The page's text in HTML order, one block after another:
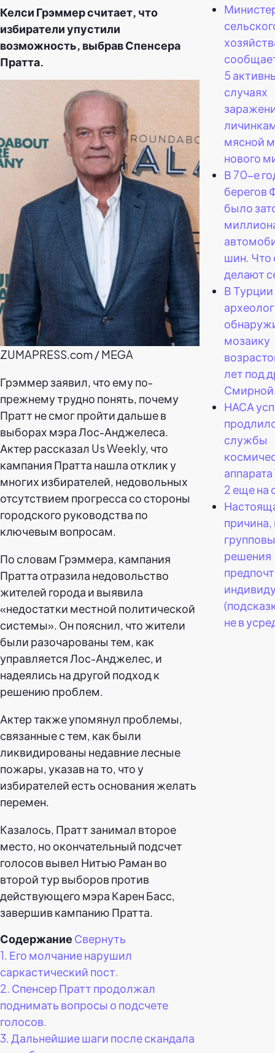
Келси Грэммер считает, что
избиратели упустили
возможность, выбрав Спенсера
Пратта.
ZUMAPRESS.com / MEGA
Грэммер заявил, что ему по-
прежнему трудно понять, почему
Пратт не смог пройти дальше в
выборах мэра Лос-Анджелеса.
Актер рассказал Us Weekly, что
кампания Пратта нашла отклик у
многих избирателей, недовольных
отсутствием прогресса со стороны
городского руководства по
ключевым вопросам.
По словам Грэммера, кампания
Пратта отразила недовольство
жителей города и выявила
«недостатки местной политической
системы». Он пояснил, что жители
были разочарованы тем, как
управляется Лос-Анджелес, и
надеялись на другой подход к
решению проблем.
Актер также упомянул проблемы,
связанные с тем, как были
ликвидированы недавние лесные
пожары, указав на то, что у
избирателей есть основания желать
перемен.
Казалось, Пратт занимал второе
место, но окончательный подсчет
голосов вывел Нитью Раман во
второй тур выборов против
действующего мэра Карен Басс,
завершив кампанию Пратта.
Содержание Свернуть
1. Его молчание нарушил
саркастический пост.
2. Спенсер Пратт продолжал
поднимать вопросы о подсчете
голосов.
3. Дальнейшие шаги после скандала
5
случаях
мясной
нового
В 70-е
берегов
было
шин. Что
делают
В Турции
мозаику
лет под
НАСА
службы
2 еще на
решения
не в